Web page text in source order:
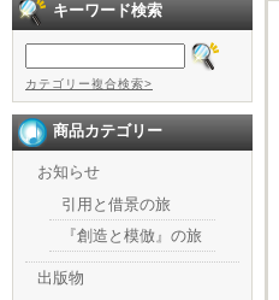
キーワード検索
カテゴリー複合検索>
商品カテゴリー
お知らせ
引用と借景の旅
『創造と模倣』の旅
出版物